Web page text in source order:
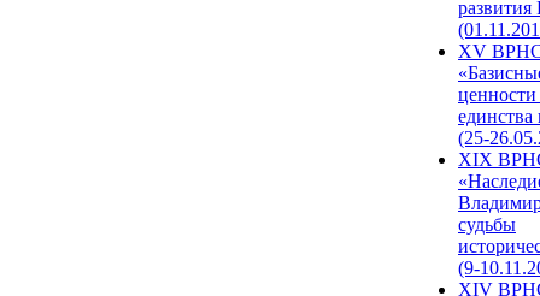
развития
XV
единства
(25-
XIX
судьбы
(9-
XIV